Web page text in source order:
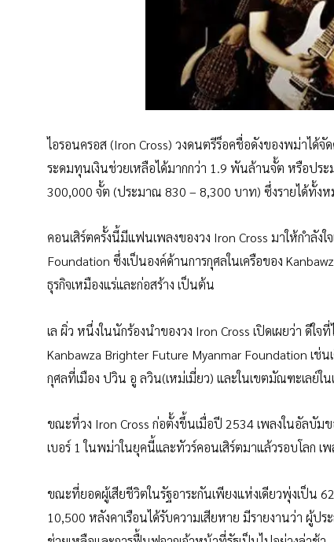
ไอรอนครอส (Iron Cross) วงดนตรีร็อคชื่อดังของพม่าได้
ระดมทุนเงินช่วยเหลือได้มากกว่า 1.9 พันล้านจั้ต หรือปร
300,000 จั้ต (ประมาณ 830 – 8,300 บาท) ซึ่งรายได้ทั้ง
คอนเสิร์ตครั้งนี้มีแฟนเพลงของวง Iron Cross มาให้กำลั
Foundation ซึ่งเป็นองค์ด้านการกุศลในเครือของ
ธุรกิจเหมืองแร่และก่อสร้าง เป็นต้น
เล ผิ่ว หนึ่งในนักร้องนำของวง Iron Cross เปิดเผยว่า ดี
Kanbawza Brighter Future Myanmar Foundation เช่
กุศลที่เมือง ปวิน อู ลวิน(เหม่เมี่ยว) และในเขตมัณฑะเลย์ใ
ขณะที่วง Iron Cross ก่อตั้งขึ้นเมื่อปี 2534 เพลงในอัลบัม
เบอร์ 1 ในพม่าในยุคนี้และทัวร์คอนเสิร์ตมาแล้วรอบโลก เ
ขณะที่ยอดผู้เสียชีวิตในรัฐอาระกันเพียงแห่งเดียวพุ่งเป็น
10,500 หลังคาเรือนได้รับความเสียหาย มีรายงานว่า ผู้ป